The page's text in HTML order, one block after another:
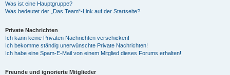
Was ist eine Hauptgruppe?
Was bedeutet der „Das Team“-Link auf der Startseite?
Private Nachrichten
Ich kann keine Privaten Nachrichten verschicken!
Ich bekomme ständig unerwünschte Private Nachrichten!
Ich habe eine Spam-E-Mail von einem Mitglied dieses Forums erhalten!
Freunde und ignorierte Mitglieder